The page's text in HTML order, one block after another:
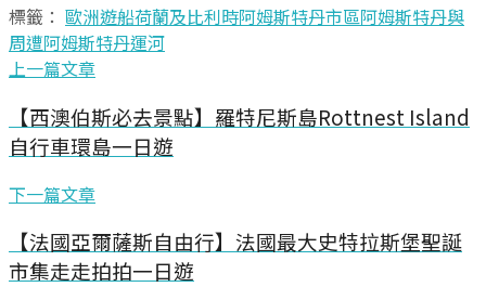
標籤： 歐洲遊船荷蘭及比利時阿姆斯特丹市區阿姆斯特丹與
周遭阿姆斯特丹運河
上一篇文章
【西澳伯斯必去景點】羅特尼斯島Rottnest Island
自行車環島一日遊
下一篇文章
【法國亞爾薩斯自由行】法國最大史特拉斯堡聖誕
市集走走拍拍一日遊